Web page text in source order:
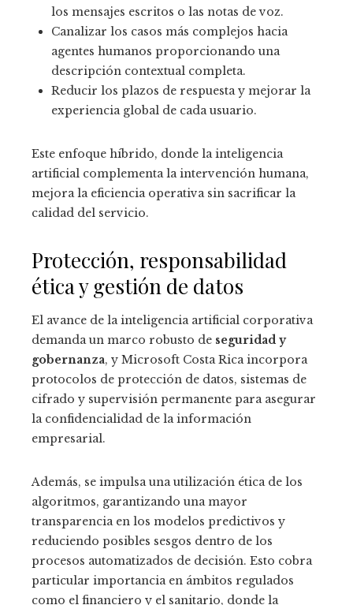
los mensajes escritos o las notas de voz.
Canalizar los casos más complejos hacia
agentes humanos proporcionando una
descripción contextual completa.
Reducir los plazos de respuesta y mejorar la
experiencia global de cada usuario.
Este enfoque híbrido, donde la inteligencia
artificial complementa la intervención humana,
mejora la eficiencia operativa sin sacrificar la
calidad del servicio.
Protección, responsabilidad
ética y gestión de datos
El avance de la inteligencia artificial corporativa
demanda un marco robusto de seguridad y
gobernanza, y Microsoft Costa Rica incorpora
protocolos de protección de datos, sistemas de
cifrado y supervisión permanente para asegurar
la confidencialidad de la información
empresarial.
Además, se impulsa una utilización ética de los
algoritmos, garantizando una mayor
transparencia en los modelos predictivos y
reduciendo posibles sesgos dentro de los
procesos automatizados de decisión. Esto cobra
particular importancia en ámbitos regulados
como el financiero y el sanitario, donde la